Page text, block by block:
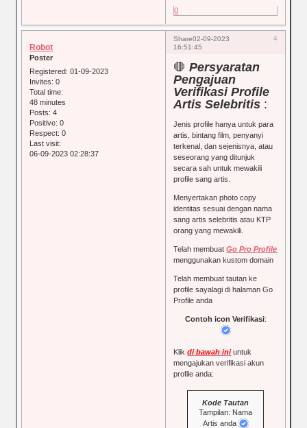
0
Share 4
02-09-2023
16:51:45
Robot
Poster
Registered: 01-09-2023
Invites: 0
Total time:
48 minutes
Posts: 4
Positive: 0
Respect: 0
Last visit:
06-09-2023 02:28:37
🛑Persyaratan
Pengajuan
Verifikasi Profile
Artis Selebritis :
Jenis profile hanya untuk para
artis, bintang film, penyanyi
terkenal, dan sejenisnya, atau
seseorang yang ditunjuk
secara sah untuk mewakili
profile sang artis.
Menyertakan photo copy
identitas sesuai dengan nama
sang artis selebritis atau KTP
orang yang mewakili.
Telah membuatGo Pro Profile
menggunakan kustom domain
Telah membuat tautan ke
profile sayalagi di halaman Go
Profile anda
Contoh icon Verifikasi:
Klikdi bawah iniuntuk
mengajukan verifikasi akun
profile anda:
Kode Tautan
Tampilan: Nama
Artis anda